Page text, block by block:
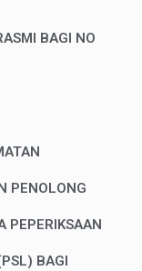
BAGI NO
PENOLONG
PEPERIKSAAN
BAGI